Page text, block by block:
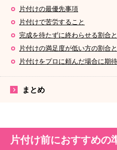
片付けの最優先事項
片付けで苦労すること
完成を待たずに終わらせる割合
片付けの満足度が低い方の割合
片付けをプロに頼んだ場合に期
まとめ
片付け前におすすめの